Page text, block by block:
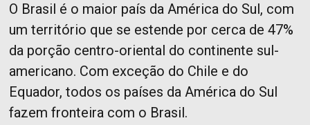
O Brasil é o maior país da América do Sul, com
um território que se estende por cerca de 47%
da porção centro-oriental do continente sul-
americano. Com exceção do Chile e do
Equador, todos os países da América do Sul
fazem fronteira com o Brasil.